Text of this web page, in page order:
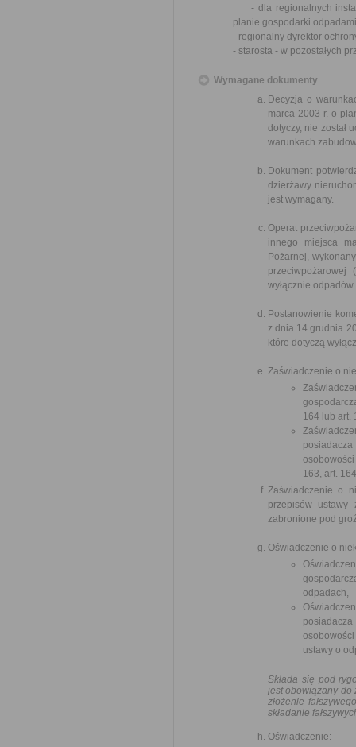
- dla regionalnych
planie gospodarki
- regionalny dyrektor
- starosta - w pozostałych
Wymagane dokumenty
Decyzja o
marca 2003 r. o
dotyczy, nie został
warunkach
Dokument
dzierżawy
jest wymagany.
Operat
innego miejsca
Pożarnej,
wyłącznie
Postanowienie
z dnia 14 grudnia
które dotyczą
Zaświadczenie o
164 lub art.
163, art.
Zaświadczenie o
przepisów
zabronione pod
Oświadczenie o
odpadach,
ustawy o
Składa się pod
jest obowiązany do
złożenie
składanie
Oświadczenie: